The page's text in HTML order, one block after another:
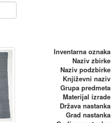
Inventarna oznaka
Naziv zbirke
Naziv podzbirke
Književni naziv
Grupa predmeta
Materijal izrade
Država nastanka
Grad nastanka